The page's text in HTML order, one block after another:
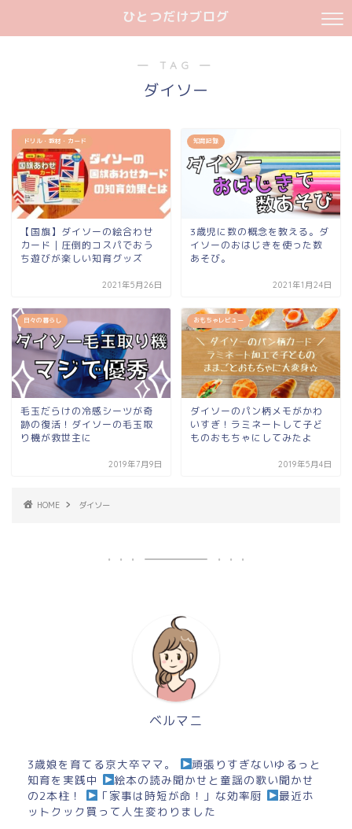
ひとつだけブログ
― TAG ―
ダイソー
ドリル・教材・カード
【国旗】ダイソーの絵合わせ
カード｜圧倒的コスパでおう
ち遊びが楽しい知育グッズ
2021年5月26日
知育記録
3歳児に数の概念を教える。ダ
イソーのおはじきを使った数
あそび。
2021年1月24日
日々の暮らし
毛玉だらけの冷感シーツが奇
跡の復活！ダイソーの毛玉取
り機が救世主に
2019年7月9日
おもちゃレビュー
ダイソーのパン柄メモがかわ
いすぎ！ラミネートして子ど
ものおもちゃにしてみたよ
2019年5月4日
HOME ダイソー
ベルマニ
3歳娘を育てる京大卒ママ。
頑張りすぎないゆるっと
知育を実践中
絵本の読み聞かせと童謡の歌い聞かせ
の2本柱！
「家事は時短が命！」な効率厨
最近ホ
ットクック買って人生変わりました